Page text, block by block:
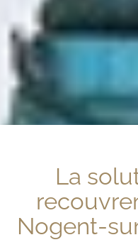
La
Nogent-